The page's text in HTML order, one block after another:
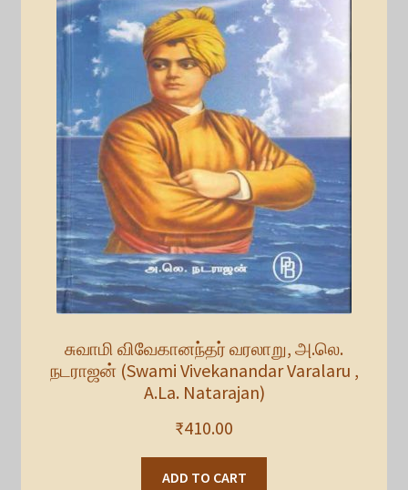
சுவாமி விவேகானந்தர் வரலாறு, அ.லெ.
நடராஜன் (Swami Vivekanandar Varalaru ,
A.La. Natarajan)
₹410.00
ADD TO CART